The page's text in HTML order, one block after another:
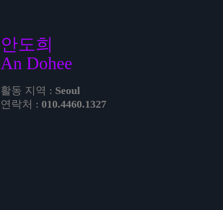
안도희
An Dohee
활동 지역 : Seoul
연락처 : 010.4460.1327